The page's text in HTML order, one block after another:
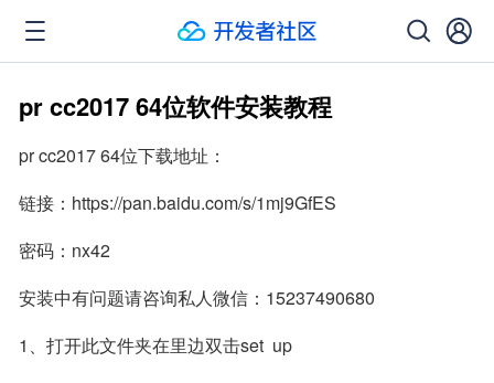
pr cc2017 64位软件安装教程
pr cc2017 64位下载地址：
链接：https://pan.baidu.com/s/1mj9GfES
密码：nx42
安装中有问题请咨询私人微信：15237490680
1、打开此文件夹在里边双击set  up